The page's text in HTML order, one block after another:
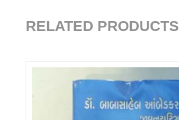
RELATED PRODUCTS